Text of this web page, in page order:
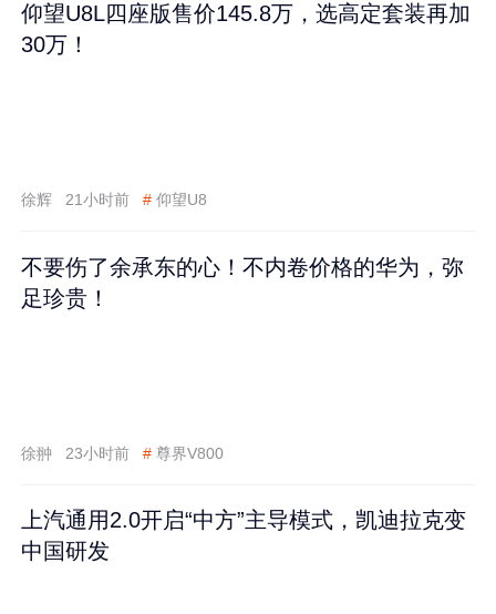
仰望U8L四座版售价145.8万，选高定套装再加
30万！
徐辉 21小时前 # 仰望U8
不要伤了余承东的心！不内卷价格的华为，弥
足珍贵！
徐翀 23小时前 # 尊界V800
上汽通用2.0开启“中方”主导模式，凯迪拉克变
中国研发